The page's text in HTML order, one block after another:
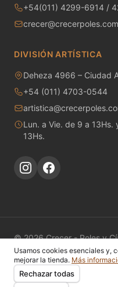
Metales
Molinos - Bolas y
Papel engomado
Pastas cerámicas
Pigmentos Bajo
Pigmentos bajo
+54(011) 4299-6914 /
DIVISIÓN ARTÍSTICA
Deheza 4966 – Ciudad
+54 (011) 4703-0544
Lun. a Vie. de 9 a
13Hs.
© 2026 Crecer - Poles y
reservados.
CatálogoFichas Técnicas
PrivacidadCookies
Usamos cookies esenciales y,
mejorar la tienda. Más
Rechazar todas